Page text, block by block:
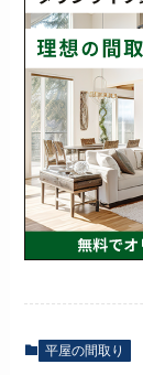
平屋の間取り